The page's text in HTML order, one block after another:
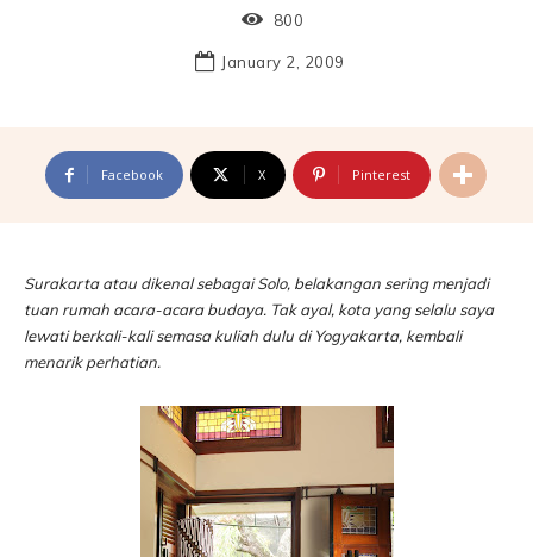
800
January 2, 2009
Facebook X Pinterest
Surakarta atau dikenal sebagai Solo, belakangan sering menjadi
tuan rumah acara-acara budaya. Tak ayal, kota yang selalu saya
lewati berkali-kali semasa kuliah dulu di Yogyakarta, kembali
menarik perhatian.